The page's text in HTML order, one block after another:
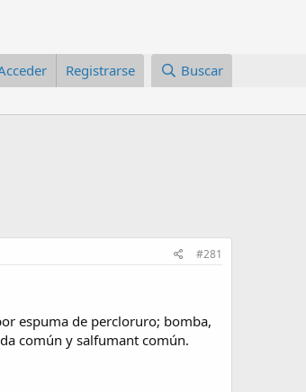
Registrarse Buscar
#281
espuma de percloruro; bomba,
común y salfumant común.